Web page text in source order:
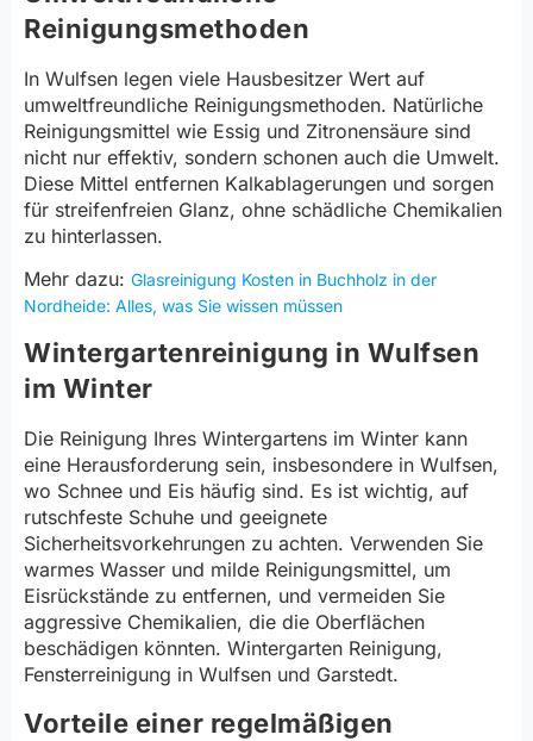
Reinigungsmethoden
In Wulfsen legen viele Hausbesitzer Wert auf
umweltfreundliche Reinigungsmethoden. Natürliche
Reinigungsmittel wie Essig und Zitronensäure sind
nicht nur effektiv, sondern schonen auch die Umwelt.
Diese Mittel entfernen Kalkablagerungen und sorgen
für streifenfreien Glanz, ohne schädliche Chemikalien
zu hinterlassen.
Mehr dazu: Glasreinigung Kosten in Buchholz in der
Nordheide: Alles, was Sie wissen müssen
Wintergartenreinigung in Wulfsen
im Winter
Die Reinigung Ihres Wintergartens im Winter kann
eine Herausforderung sein, insbesondere in Wulfsen,
wo Schnee und Eis häufig sind. Es ist wichtig, auf
rutschfeste Schuhe und geeignete
Sicherheitsvorkehrungen zu achten. Verwenden Sie
warmes Wasser und milde Reinigungsmittel, um
Eisrückstände zu entfernen, und vermeiden Sie
aggressive Chemikalien, die die Oberflächen
beschädigen könnten. Wintergarten Reinigung,
Fensterreinigung in Wulfsen und Garstedt.
Vorteile einer regelmäßigen